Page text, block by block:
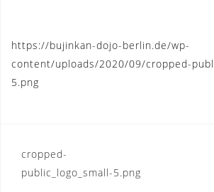
https://bujinkan-dojo-berlin.de/wp-
content/uploads/2020/09/cropped-
5.png
Post
navigation
cropped-
public_logo_small-5.png